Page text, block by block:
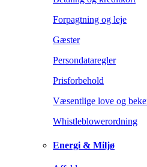
Forpagtning og leje
Gæster
Persondataregler
Prisforbehold
Væsentlige love og
Whistleblowerordning
Energi & Miljø